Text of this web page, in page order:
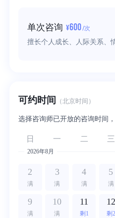
单次咨询 ¥600 /次
擅长个人成长、人际关系、
可约时间 （北京时间）
选择咨询师已开放的咨询时间
日 一 二 三
2026年8月
2
满
3
满
4
满
5
满
9
满
10
满
11
剩1
12
剩2